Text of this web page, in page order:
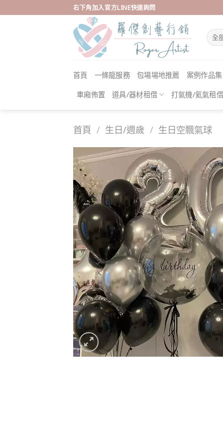
to
右下角加入官方LINE快速詢問
首頁 一條龍服務 包場場地推薦 案例作品集
車廂佈置 道具/器材租借 打氣機/氦氣租借
首頁 / 生日/週歲 / 生日空飄氣球